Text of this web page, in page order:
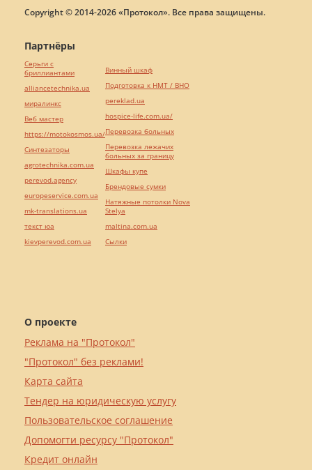
Copyright © 2014-2026 «Протокол». Все права защищены.
О проекте
Реклама на "Протокол"
"Протокол" без реклами!
Карта сайта
Тендер на юридическую услугу
Пользовательское соглашение
Допомогти ресурсу "Протокол"
Кредит онлайн
Партнёры
Серьги с
бриллиантами
alliancetechnika.ua
миралинкс
Веб мастер
https://motokosmos.ua/
Синтезаторы
agrotechnika.com.ua
perevod.agency
europeservice.com.ua
mk-translations.ua
текст юа
kievperevod.com.ua
Винный шкаф
Подготовка к НМТ / ВНО
pereklad.ua
hospice-life.com.ua/
Перевозка больных
Перевозка лежачих
больных за границу
Шкафы купе
Брендовые сумки
Натяжные потолки Nova
Stelya
maltina.com.ua
Cылки